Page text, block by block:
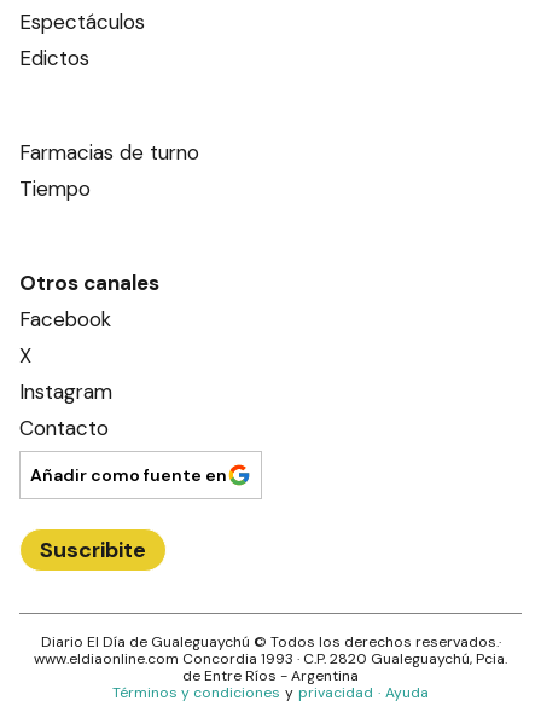
Espectáculos
Edictos
Farmacias de turno
Tiempo
Otros canales
Facebook
X
Instagram
Contacto
Añadir como fuente en
Suscribite
Diario El Día de Gualeguaychú © Todos los derechos reservados.·
www.eldiaonline.com Concordia 1993 · C.P.2820 Gualeguaychú, Pcia.
deEntre Ríos - Argentina
Términos y condiciones y privacidad · Ayuda